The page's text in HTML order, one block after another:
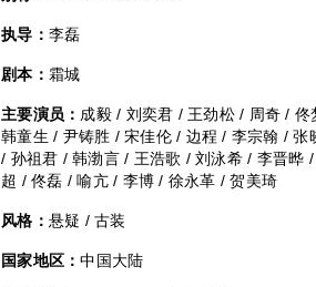
执导： 李磊
剧本： 霜城
主要演员： 成毅 / 刘奕君 / 王劲松 / 周奇 /
韩童生 / 尹铸胜 / 宋佳伦 / 边程 / 李宗翰 /
/ 孙祖君 / 韩渤言 / 王浩歌 / 刘泳希 / 李晋晔
超 / 佟磊 / 喻亢 / 李博 / 徐永革 / 贺美琦
风格： 悬疑 / 古装
国家地区：中国大陆